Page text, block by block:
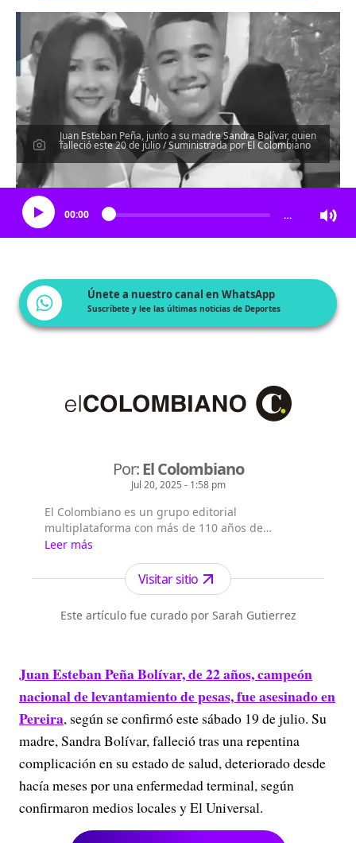
Juan Esteban Peña, junto a su madre Sandra Bolívar, quien
falleció este 20 de julio / Suministrada por El Colombiano
Escucha el artículo
00:00 …
Únete a nuestro canal en WhatsApp
Suscríbete y lee las últimas noticias de Deportes
Por:El Colombiano
Jul 20, 2025 - 1:58 pm
El Colombiano es un grupo editorial
multiplataforma con más de 110 años de
existencia. Nació en la ciudad de Medellín en
Antioquia. Fundado el 6 de febrero de 1912 por
Francisco de Paula Pérez, se ha especializado en
la investigación y generación de contenidos
periodísticos para diferentes plataformas en las
que provee a las audiencias de piezas mult...
Leer más
Visitar sitio
Este artículo fue curado por Sarah Gutierrez
Juan Esteban Peña Bolívar, de 22 años, campeón
nacional de levantamiento de pesas, fue asesinado en
Pereira, según se confirmó este sábado 19 de julio. Su
madre, Sandra Bolívar, falleció tras una repentina
complicación en su estado de salud, deteriorado desde
hacía meses por una enfermedad terminal, según
confirmaron medios locales y El Universal.